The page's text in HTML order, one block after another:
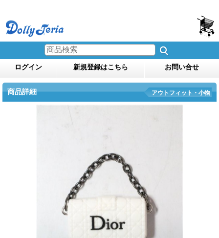
ログイン 新規登録はこちら お問い合せ
商品詳細 アウトフィット・小物